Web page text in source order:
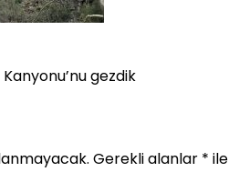
gezdik
Gerekli alanlar * ile